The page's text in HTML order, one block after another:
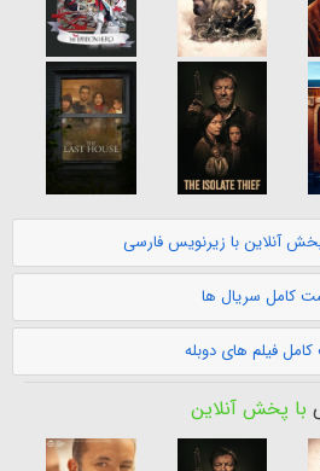
آنلاین با زیرنویس فارسی
کامل سریال ها
فیلم های دوبله
با پخش آنلاین